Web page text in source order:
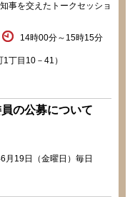
事を交えたトークセッショ
14時00分～15時15分
丁目10－41）
の公募について
月19日（金曜日）毎日